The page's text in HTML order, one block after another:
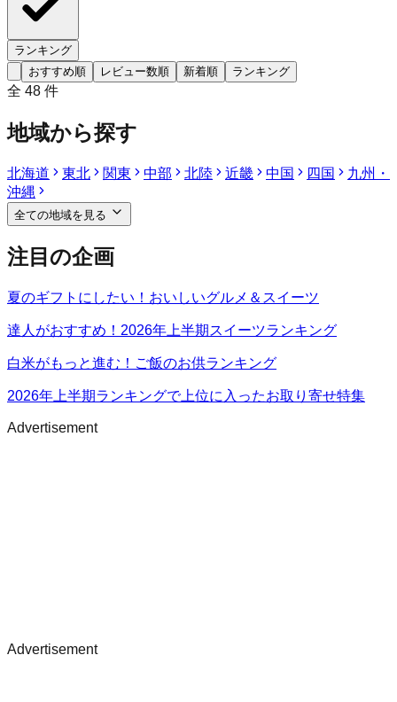
ランキング
おすすめ順
レビュー数順 新着順 ランキング
全 48 件
地域から探す
北海道 東北 関東 中部 北陸 近畿 中国 四国
九州・
沖縄
全ての地域を見る
注目の企画
夏のギフトにしたい！おいしいグルメ＆スイーツ
達人がおすすめ！2026年上半期スイーツランキング
白米がもっと進む！ご飯のお供ランキング
2026年上半期ランキングで上位に入ったお取り寄せ特集
Advertisement
Advertisement